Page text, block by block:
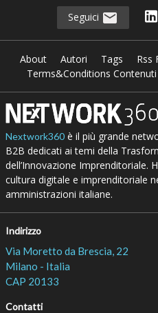
Seguici
About Autori Tags Rss
Terms&Conditions Contenuti
Nextwork360è il più grande
B2B dedicati ai temi della
dell’Innovazione Imprenditoriale.
cultura digitale e imprenditoriale
amministrazioni italiane.
Indirizzo
Via Moretto da Brescia, 22
Milano - Italia
CAP 20133
Contatti